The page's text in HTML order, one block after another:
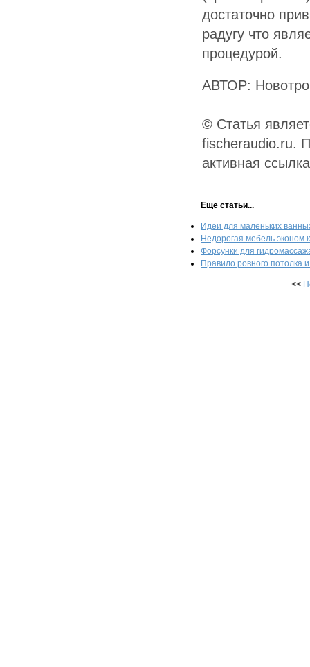
достаточно
радугу что
процедурой.
АВТОР:
© Статья
fischeraudio.ru.
активная
Еще статьи...
Идеи для маленьких
Недорогая мебель эконом
Форсунки для
Правило ровного потолка
<<